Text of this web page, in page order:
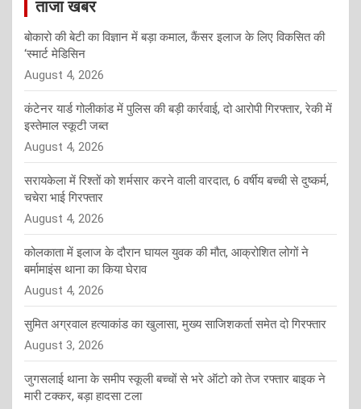
ताजा खबर
बोकारो की बेटी का विज्ञान में बड़ा कमाल, कैंसर इलाज के लिए विकसित की
‘स्मार्ट मेडिसिन
August 4, 2026
कंटेनर यार्ड गोलीकांड में पुलिस की बड़ी कार्रवाई, दो आरोपी गिरफ्तार, रेकी में
इस्तेमाल स्कूटी जब्त
August 4, 2026
सरायकेला में रिश्तों को शर्मसार करने वाली वारदात, 6 वर्षीय बच्ची से दुष्कर्म,
चचेरा भाई गिरफ्तार
August 4, 2026
कोलकाता में इलाज के दौरान घायल युवक की मौत, आक्रोशित लोगों ने
बर्मामाइंस थाना का किया घेराव
August 4, 2026
सुमित अग्रवाल हत्याकांड का खुलासा, मुख्य साजिशकर्ता समेत दो गिरफ्तार
August 3, 2026
जुगसलाई थाना के समीप स्कूली बच्चों से भरे ऑटो को तेज रफ्तार बाइक ने
मारी टक्कर, बड़ा हादसा टला